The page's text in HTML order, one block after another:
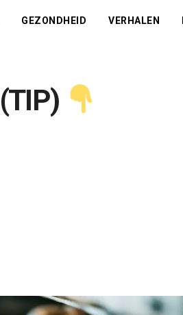
GEZONDHEID VERHALEN